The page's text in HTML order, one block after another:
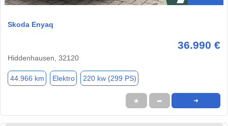
Skoda Enyaq
36.990 €
Hiddenhausen, 32120
44.966 km Elektro 220 kw (299 PS)
★ ➦ ➜